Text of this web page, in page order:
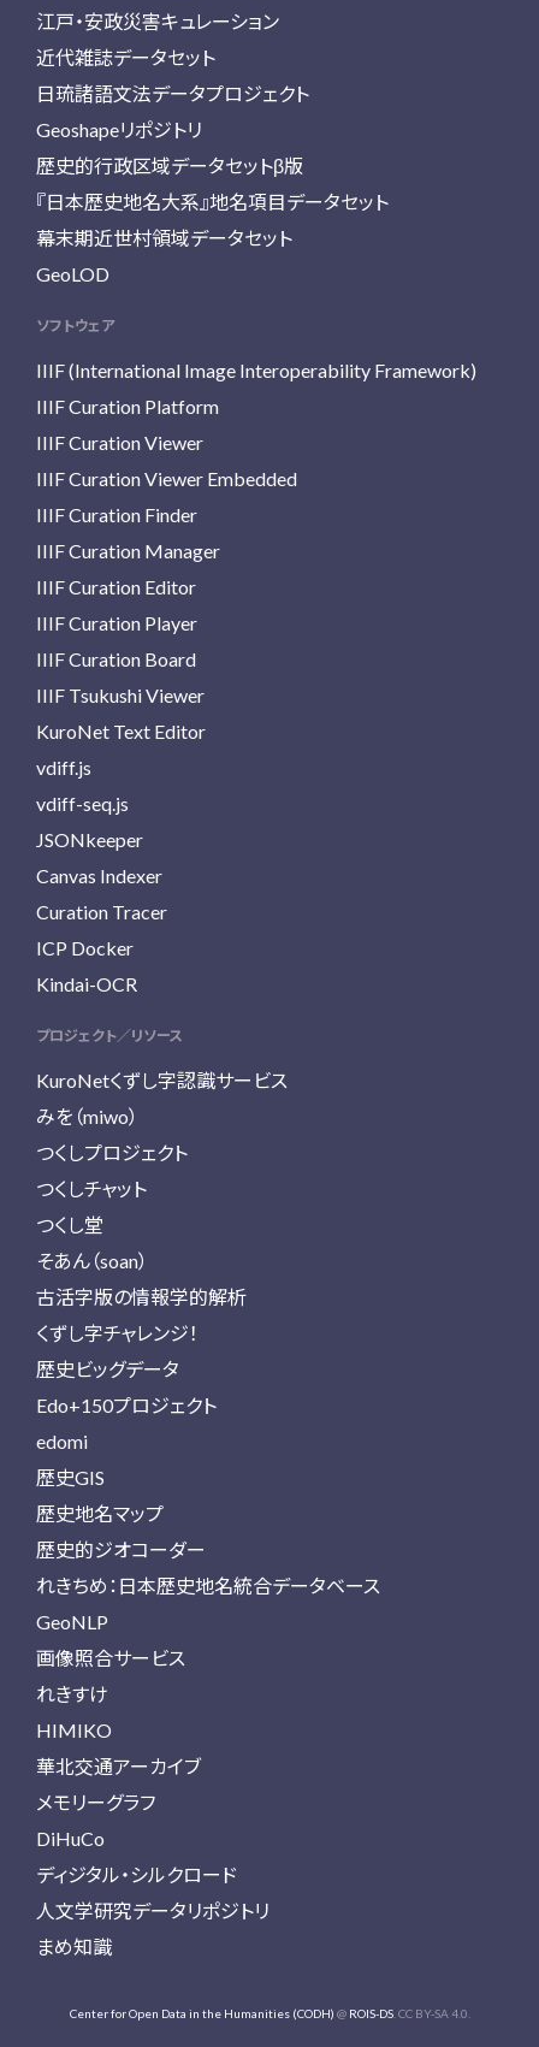
江戸・安政災害キュレーション
近代雑誌データセット
日琉諸語文法データプロジェクト
Geoshapeリポジトリ
歴史的行政区域データセットβ版
『日本歴史地名大系』地名項目データセット
幕末期近世村領域データセット
GeoLOD
ソフトウェア
IIIF (International Image Interoperability Framework)
IIIF Curation Platform
IIIF Curation Viewer
IIIF Curation Viewer Embedded
IIIF Curation Finder
IIIF Curation Manager
IIIF Curation Editor
IIIF Curation Player
IIIF Curation Board
IIIF Tsukushi Viewer
KuroNet Text Editor
vdiff.js
vdiff-seq.js
JSONkeeper
Canvas Indexer
Curation Tracer
ICP Docker
Kindai-OCR
プロジェクト／リソース
KuroNetくずし字認識サービス
みを（miwo）
つくしプロジェクト
つくしチャット
つくし堂
そあん（soan）
古活字版の情報学的解析
くずし字チャレンジ！
歴史ビッグデータ
Edo+150プロジェクト
edomi
歴史GIS
歴史地名マップ
歴史的ジオコーダー
れきちめ：日本歴史地名統合データベース
GeoNLP
画像照合サービス
れきすけ
HIMIKO
華北交通アーカイブ
メモリーグラフ
DiHuCo
ディジタル・シルクロード
人文学研究データリポジトリ
まめ知識
Center for Open Data in the Humanities (CODH) @ ROIS-DS. CC BY-SA 4.0.